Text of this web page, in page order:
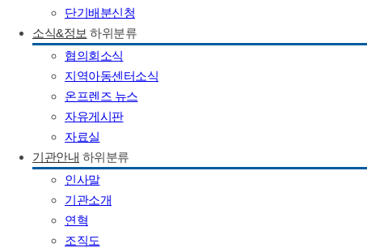
단기배분신청
소식&정보 하위분류
협의회소식
지역아동센터소식
온프렌즈 뉴스
자유게시판
자료실
기관안내 하위분류
인사말
기관소개
연혁
조직도